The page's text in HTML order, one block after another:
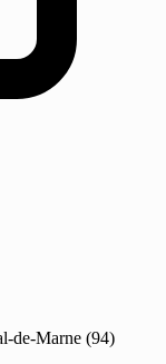
de-Marne (94)